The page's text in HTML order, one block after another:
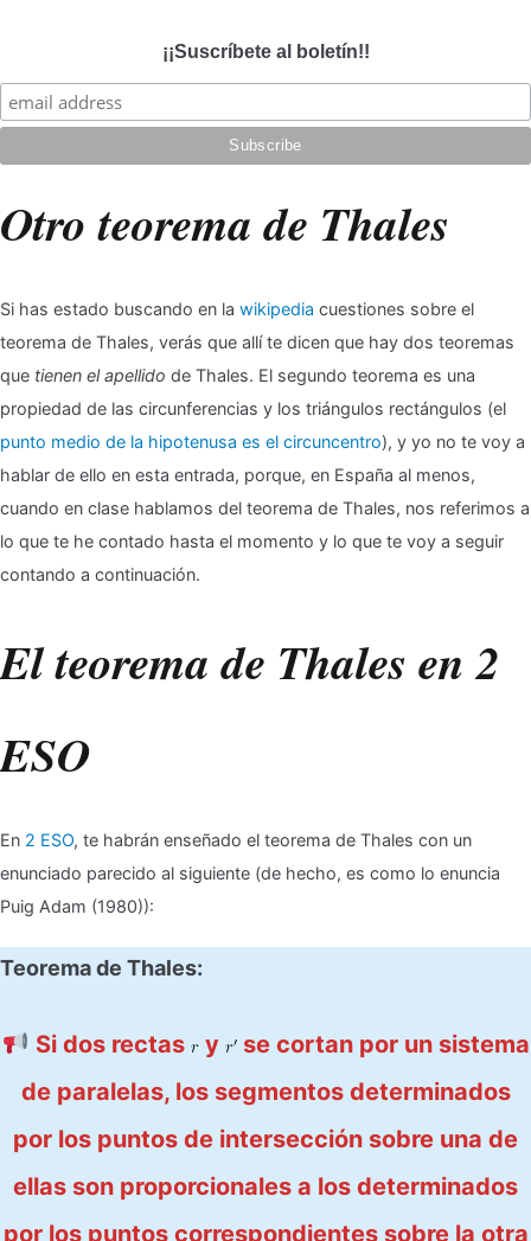
¡¡Suscríbete al boletín!!
Otro teorema de Thales
Si has estado buscando en la wikipedia cuestiones sobre el
teorema de Thales, verás que allí te dicen que hay dos teoremas
que tienen el apellido de Thales. El segundo teorema es una
propiedad de las circunferencias y los triángulos rectángulos (el
punto medio de la hipotenusa es el circuncentro), y yo no te voy a
hablar de ello en esta entrada, porque, en España al menos,
cuando en clase hablamos del teorema de Thales, nos referimos a
lo que te he contado hasta el momento y lo que te voy a seguir
contando a continuación.
El teorema de Thales en 2
ESO
En 2 ESO, te habrán enseñado el teorema de Thales con un
enunciado parecido al siguiente (de hecho, es como lo enuncia
Puig Adam (1980)):
Teorema de Thales:
Si dos rectas y
se cortan por un sistema
de paralelas, los segmentos determinados
por los puntos de intersección sobre una de
ellas son proporcionales a los determinados
por los puntos correspondientes sobre la otra